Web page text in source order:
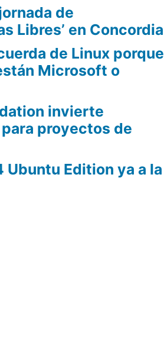
de
Libres’ en Concordia
de Linux porque
Microsoft o
invierte
proyectos de
Ubuntu Edition ya a la